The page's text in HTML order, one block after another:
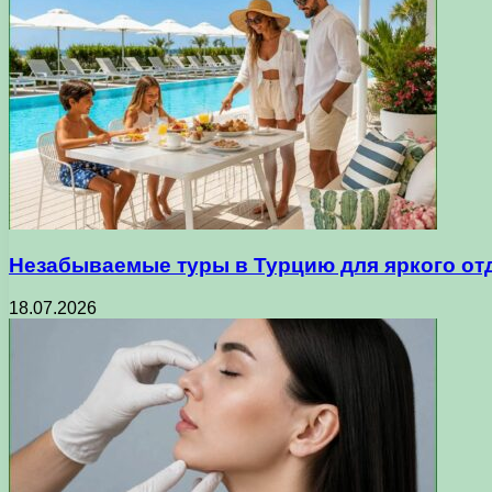
Незабываемые туры в Турцию для яркого
18.07.2026